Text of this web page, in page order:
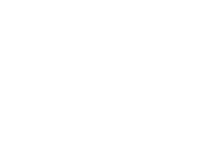
ท บ้าน ที่ดิน คอนโด
โอกาสในการขายได้มากกว่า ที่